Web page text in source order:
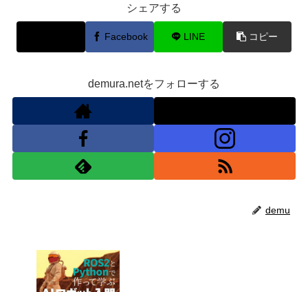
シェアする
Facebook LINE コピー
demura.netをフォローする
demu